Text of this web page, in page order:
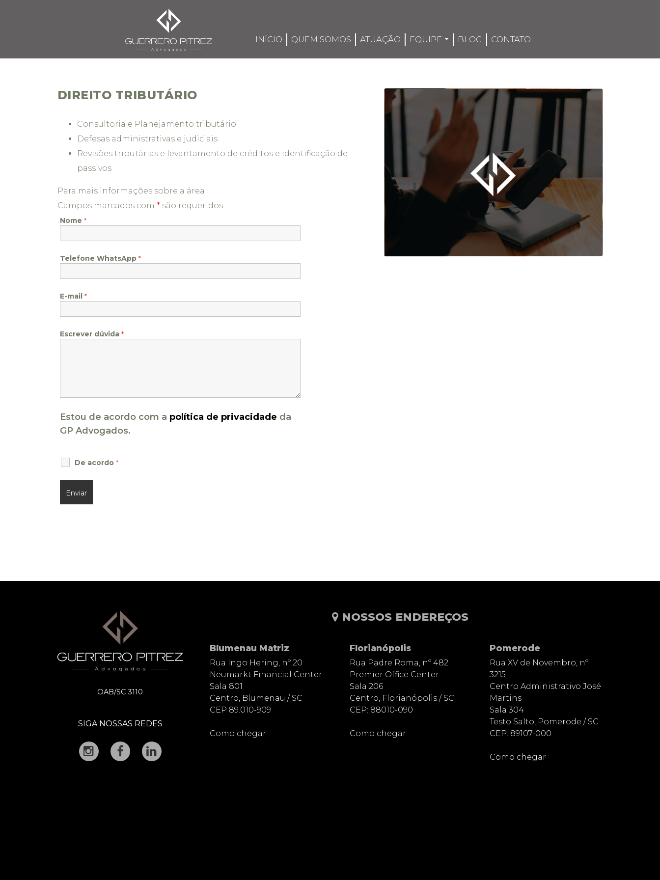
INÍCIO QUEM SOMOS ATUAÇÃO EQUIPE BLOG CONTATO
DIREITO TRIBUTÁRIO
Consultoria e Planejamento tributário
Defesas administrativas e judiciais
Revisões tributárias e levantamento de créditos e identificação de
passivos
Para mais informações sobre a área
Campos marcados com * são requeridos
Nome *
Telefone WhatsApp *
E-mail *
Escrever dúvida *
Estou de acordo com a política de privacidade da
GP Advogados.
De acordo *
OAB/SC 3110
SIGA NOSSAS REDES
NOSSOS ENDEREÇOS
Blumenau Matriz
Rua Ingo Hering, nº 20
Neumarkt Financial Center
Sala 801
Centro, Blumenau / SC
CEP 89.010-909
Como chegar
Florianópolis
Rua Padre Roma, nº 482
Premier Office Center
Sala 206
Centro, Florianópolis / SC
CEP: 88010-090
Como chegar
Pomerode
Rua XV de Novembro, nº
3215
Centro Administrativo José
Martins
Sala 304
Testo Salto, Pomerode / SC
CEP: 89107-000
Como chegar